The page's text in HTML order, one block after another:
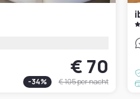
€ 70
-34% € 105per nacht